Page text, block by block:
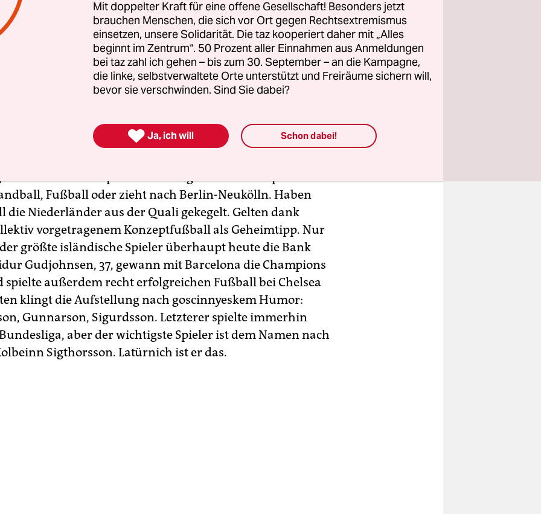
sportlich: Cristiano Ronaldo verlor als 19-Jähriger 2004
mit dem großen Luis Figo das EM-Finale im eigenen Land.
Ronaldo mit Portugal bei jeder EM dabei, diese ist seine
Madrid erzielte er in 236 Pflichtspielen 260 Tore. Wie
der Name des Sohnes von Cristiano Ronaldo? Richtig:
Monaten Winter, ausgeprägter Vulkanismus und viel
Fußball oder zieht nach Berlin-Neukölln. Haben
die Niederländer aus der Quali gekegelt. Gelten dank
vorgetragenem Konzeptfußball als Geheimtipp. Nur
größte isländische Spieler überhaupt heute die Bank
Gudjohnsen, 37, gewann mit Barcelona die Champions
spielte außerdem recht erfolgreichen Fußball bei Chelsea
klingt die Aufstellung nach goscinnyeskem Humor:
Gunnarson, Sigurdsson. Letzterer spielte immerhin
aber der wichtigste Spieler ist dem Namen nach
Sigthorsson. Latürnich ist er das.
Mit doppelter Kraft für eine offene Gesellschaft! Besonders jetzt
brauchen Menschen, die sich vor Ort gegen Rechtsextremismus
einsetzen, unsere Solidarität. Die taz kooperiert daher mit „Alles
beginnt im Zentrum“. 50 Prozent aller Einnahmen aus Anmeldungen
bei taz zahl ich gehen – bis zum 30. September – an die Kampagne,
die linke, selbstverwaltete Orte unterstützt und Freiräume sichern will,
bevor sie verschwinden. Sind Sie dabei?
 Ja, ich will Schon dabei!